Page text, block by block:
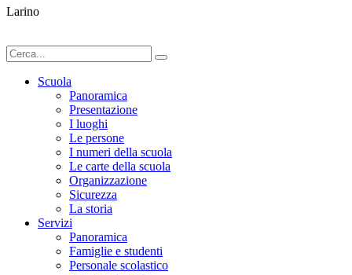
Larino
Scuola
Panoramica
Presentazione
I luoghi
Le persone
I numeri della scuola
Le carte della scuola
Organizzazione
Sicurezza
La storia
Servizi
Panoramica
Famiglie e studenti
Personale scolastico